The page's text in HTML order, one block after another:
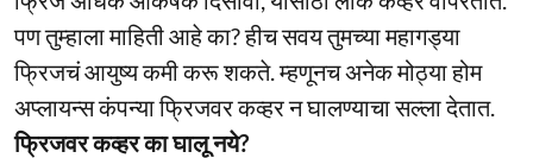
पण तुम्हाला माहिती आहे का? हीच सवय तुमच्या महागड्या
फ्रिजचं आयुष्य कमी करू शकते. म्हणूनच अनेक मोठ्या होम
अप्लायन्स कंपन्या फ्रिजवर कव्हर न घालण्याचा सल्ला देतात.
फ्रिजवर कव्हर का घालू नये?